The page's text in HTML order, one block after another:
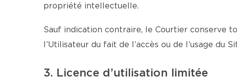
propriété intellectuelle.
Sauf indication contraire, le Courtier conserve
l’Utilisateur du fait de l’accès ou de l’usage du
3. Licence d’utilisation limitée